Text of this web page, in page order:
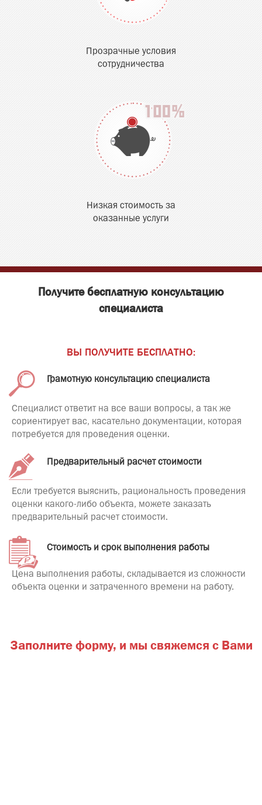
Прозрачные условия
сотрудничества
Низкая стоимость за
оказанные услуги
Получите бесплатную консультацию
специалиста
ВЫ ПОЛУЧИТЕ БЕСПЛАТНО:
Грамотную консультацию специалиста
Специалист ответит на все ваши вопросы, а так же
сориентирует вас, касательно документации, которая
потребуется для проведения оценки.
Предварительный расчет стоимости
Если требуется выяснить, рациональность проведения
оценки какого-либо объекта, можете заказать
предварительный расчет стоимости.
Стоимость и срок выполнения работы
Цена выполнения работы, складывается из сложности
объекта оценки и затраченного времени на работу.
Заполните форму, и мы свяжемся с Вами